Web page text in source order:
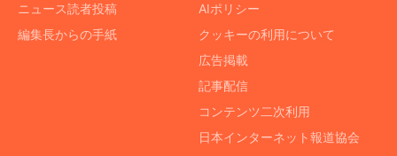
ニュース読者投稿
編集長からの手紙
AIポリシー
クッキーの利用について
広告掲載
記事配信
コンテンツ二次利用
日本インターネット報道協会